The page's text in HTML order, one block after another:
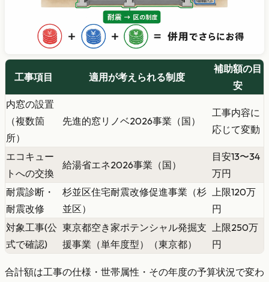
工事項目 適用が考えられる制度
補助額の目
安
内窓の設置
（複数箇
所）
先進的窓リノベ2026事業（国）
工事内容に
応じて変動
エコキュー
トへの交換
給湯省エネ2026事業（国）
目安13〜34
万円
耐震診断・
耐震改修
杉並区住宅耐震改修促進事業（杉
並区）
上限120万
円
対象工事(公
式で確認)
東京都空き家ポテンシャル発掘支
援事業（単年度型）（東京都）
上限250万
円
合計額は工事の仕様・世帯属性・その年度の予算状況で変わ